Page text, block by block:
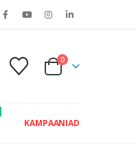
0
KAMPAANIAD